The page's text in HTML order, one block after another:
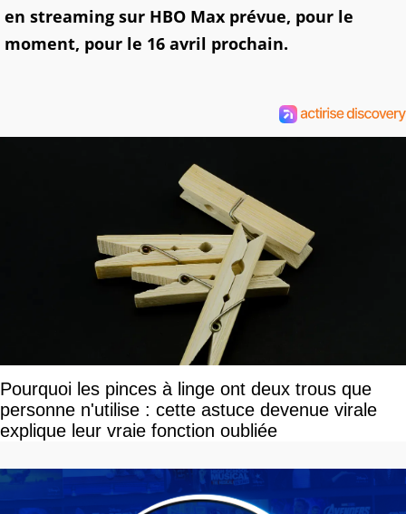
en streaming sur HBO Max prévue, pour le
moment, pour le 16 avril prochain.
Pourquoi les pinces à linge ont deux trous que
personne n'utilise : cette astuce devenue virale
explique leur vraie fonction oubliée